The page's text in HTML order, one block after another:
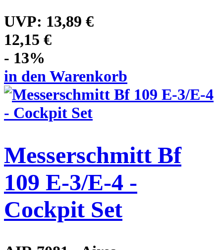
UVP: 13,89 €
12,15 €
- 13%
in den Warenkorb
Messerschmitt Bf
109 E-3/E-4 -
Cockpit Set